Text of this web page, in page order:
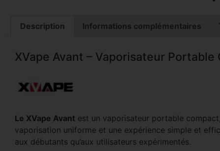
Description Informations complémentaires
XVape Avant – Vaporisateur
Le XVape Avant est un vaporisateur portable
vaporisation uniforme et une expérience simple et
aux débutants qu’aux utilisateurs expérimentés.